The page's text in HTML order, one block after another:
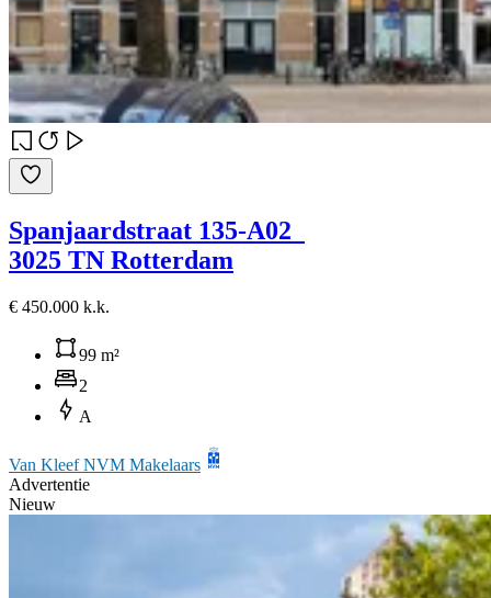
Spanjaardstraat 135-A02
3025 TN Rotterdam
€ 450.000 k.k.
99 m²
2
A
Van Kleef NVM Makelaars
Advertentie
Nieuw